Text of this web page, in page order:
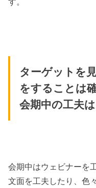
ターゲットを
をすることは
会期中の工夫
会期中はウェビナーを
文面を工夫したり、色